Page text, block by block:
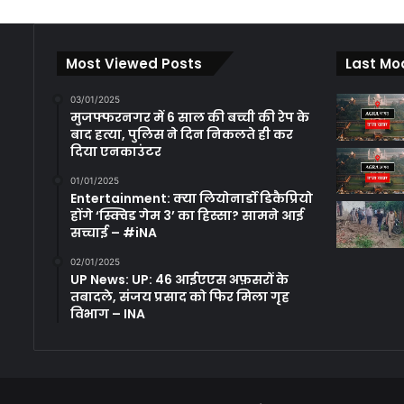
Most Viewed Posts
03/01/2025
मुजफ्फरनगर में 6 साल की बच्ची की रेप के
बाद हत्या, पुलिस ने दिन निकलते ही कर
दिया एनकाउंटर
01/01/2025
Entertainment: क्या लियोनार्डो डिकैप्रियो
होंगे ‘स्क्विड गेम 3’ का हिस्सा? सामने आई
सच्चाई – #iNA
02/01/2025
UP News: UP: 46 आईएएस अफ़सरों के
तबादले, संजय प्रसाद को फिर मिला गृह
विभाग – INA
Last